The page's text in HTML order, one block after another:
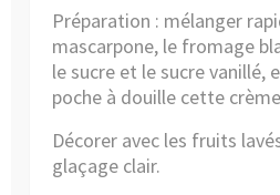
Préparation : mélanger
mascarpone, le fromage
le sucre et le sucre vanillé,
poche à douille cette
Décorer avec les fruits
glaçage clair.